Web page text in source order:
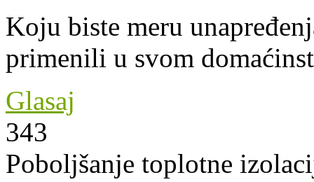
Koju biste meru
primenili u svom
Glasaj
343
Poboljšanje toplotne